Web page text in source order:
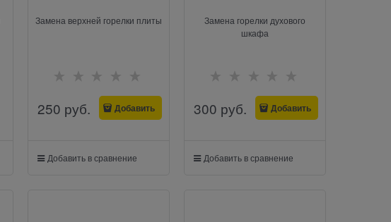
Замена верхней горелки плиты
250 руб. Добавить
Добавить в сравнение
Замена горелки духового
шкафа
300 руб. Добавить
Добавить в сравнение